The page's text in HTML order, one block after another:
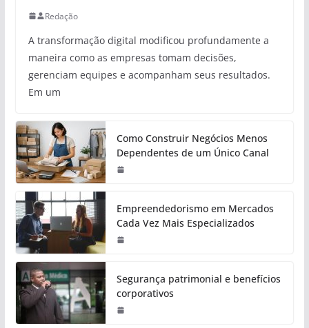
Redação
A transformação digital modificou profundamente a
maneira como as empresas tomam decisões,
gerenciam equipes e acompanham seus resultados.
Em um
Como Construir Negócios Menos
Dependentes de um Único Canal
Empreendedorismo em Mercados
Cada Vez Mais Especializados
Segurança patrimonial e benefícios
corporativos